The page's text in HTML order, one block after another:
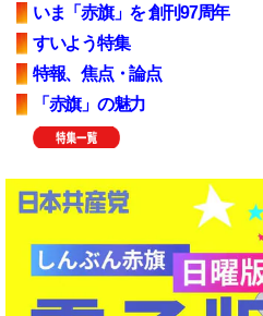
いま「赤旗」を 創刊97周年
すいよう特集
特報、焦点・論点
「赤旗」の魅力